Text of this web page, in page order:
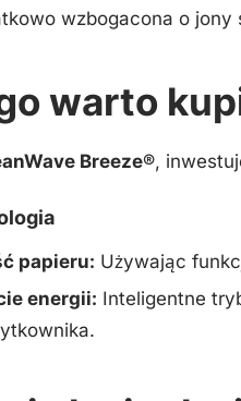
wzbogacona o
warto
Breeze®,
papieru: Używając
energii: Inteligentne